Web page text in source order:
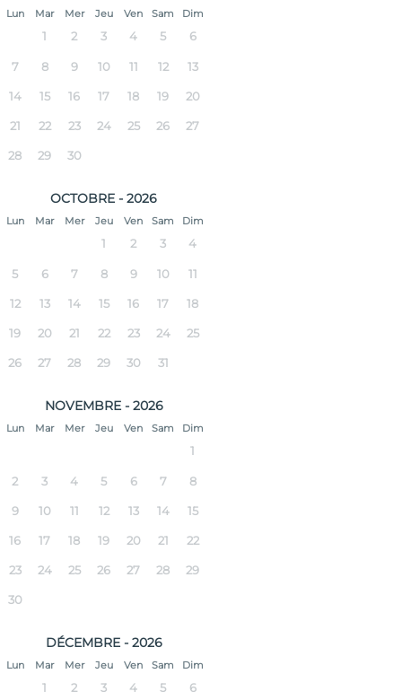
Lun Mar Mer Jeu Ven Sam Dim
1 2 3 4 5 6
7 8 9 10 11 12 13
14 15 16 17 18 19 20
21 22 23 24 25 26 27
28 29 30
OCTOBRE - 2026
Lun Mar Mer Jeu Ven Sam Dim
1 2 3 4
5 6 7 8 9 10 11
12 13 14 15 16 17 18
19 20 21 22 23 24 25
26 27 28 29 30 31
NOVEMBRE - 2026
Lun Mar Mer Jeu Ven Sam Dim
1
2 3 4 5 6 7 8
9 10 11 12 13 14 15
16 17 18 19 20 21 22
23 24 25 26 27 28 29
30
DÉCEMBRE - 2026
Lun Mar Mer Jeu Ven Sam Dim
1 2 3 4 5 6